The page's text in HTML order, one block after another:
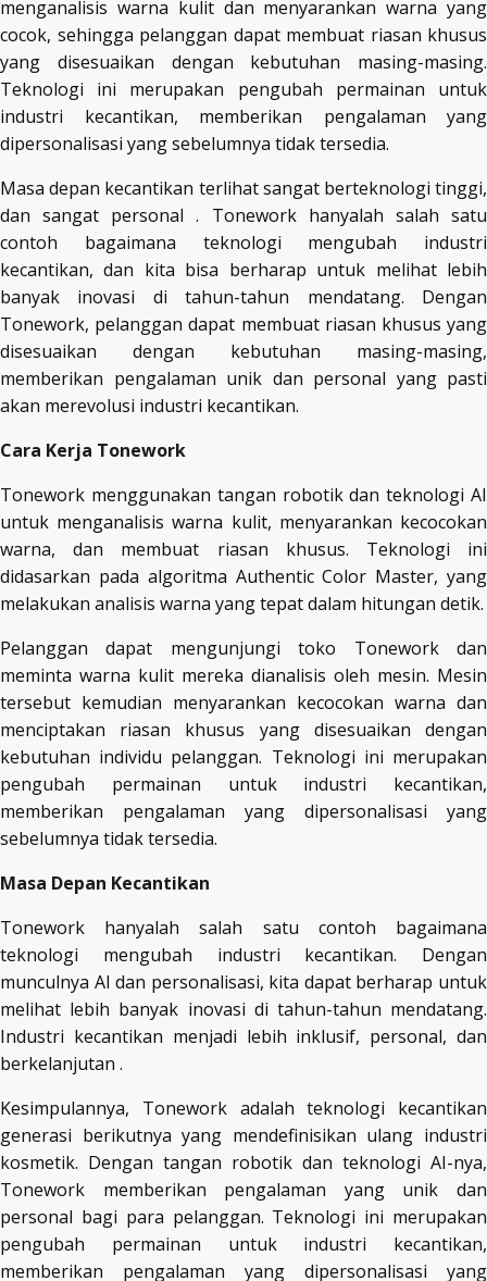
menganalisis warna kulit dan menyarankan warna yang
cocok, sehingga pelanggan dapat membuat riasan khusus
yang disesuaikan dengan kebutuhan masing-masing.
Teknologi ini merupakan pengubah permainan untuk
industri kecantikan, memberikan pengalaman yang
dipersonalisasi yang sebelumnya tidak tersedia.
Masa depan kecantikan terlihat sangat berteknologi tinggi,
dan sangat personal . Tonework hanyalah salah satu
contoh bagaimana teknologi mengubah industri
kecantikan, dan kita bisa berharap untuk melihat lebih
banyak inovasi di tahun-tahun mendatang. Dengan
Tonework, pelanggan dapat membuat riasan khusus yang
disesuaikan dengan kebutuhan masing-masing,
memberikan pengalaman unik dan personal yang pasti
akan merevolusi industri kecantikan.
Cara Kerja Tonework
Tonework menggunakan tangan robotik dan teknologi AI
untuk menganalisis warna kulit, menyarankan kecocokan
warna, dan membuat riasan khusus. Teknologi ini
didasarkan pada algoritma Authentic Color Master, yang
melakukan analisis warna yang tepat dalam hitungan detik.
Pelanggan dapat mengunjungi toko Tonework dan
meminta warna kulit mereka dianalisis oleh mesin. Mesin
tersebut kemudian menyarankan kecocokan warna dan
menciptakan riasan khusus yang disesuaikan dengan
kebutuhan individu pelanggan. Teknologi ini merupakan
pengubah permainan untuk industri kecantikan,
memberikan pengalaman yang dipersonalisasi yang
sebelumnya tidak tersedia.
Masa Depan Kecantikan
Tonework hanyalah salah satu contoh bagaimana
teknologi mengubah industri kecantikan. Dengan
munculnya AI dan personalisasi, kita dapat berharap untuk
melihat lebih banyak inovasi di tahun-tahun mendatang.
Industri kecantikan menjadi lebih inklusif, personal, dan
berkelanjutan .
Kesimpulannya, Tonework adalah teknologi kecantikan
generasi berikutnya yang mendefinisikan ulang industri
kosmetik. Dengan tangan robotik dan teknologi AI-nya,
Tonework memberikan pengalaman yang unik dan
personal bagi para pelanggan. Teknologi ini merupakan
pengubah permainan untuk industri kecantikan,
memberikan pengalaman yang dipersonalisasi yang